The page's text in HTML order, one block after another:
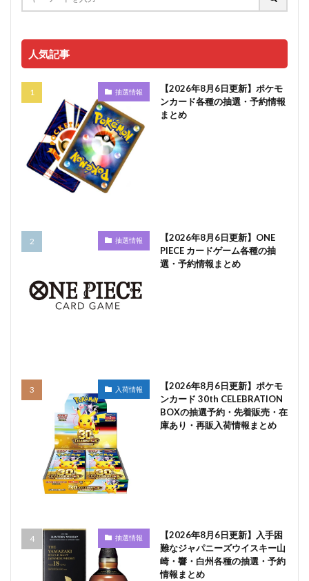
人気記事
抽選情報
【2026年8月6日更新】ポケモ
ンカード各種の抽選・予約情報
まとめ
抽選情報
【2026年8月6日更新】ONE
PIECE カードゲーム各種の抽
選・予約情報まとめ
入荷情報
【2026年8月6日更新】ポケモ
ンカード 30th CELEBRATION
BOXの抽選予約・先着販売・在
庫あり・再販入荷情報まとめ
抽選情報
【2026年8月6日更新】入手困
難なジャパニーズウイスキー山
崎・響・白州各種の抽選・予約
情報まとめ